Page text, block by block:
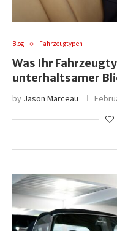
Blog Fahrzeugtypen
Was Ihr
unterhaltsamer
by Jason Marceau